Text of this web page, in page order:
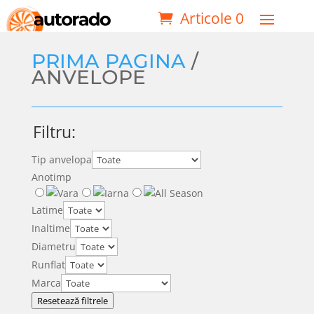
Articole 0
PRIMA PAGINA/
ANVELOPE
Filtru:
Tip anvelopa
Anotimp
Latime
Inaltime
Diametru
Runflat
Marca
Resetează filtrele